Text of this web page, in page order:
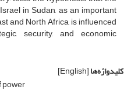
in Sudan, as an important
and North Africa, is influenced
security, and economic
کلیدواژه‌ها[English]
power